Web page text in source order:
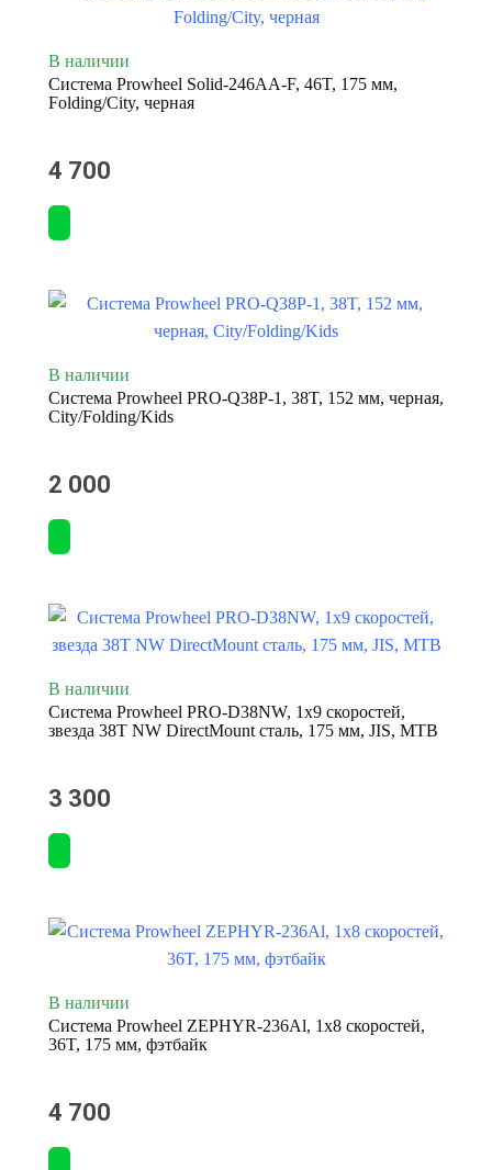
В наличии
Система Prowheel Solid-246AA-F, 46T, 175 мм,
Folding/City, черная
4 700
В наличии
Система Prowheel PRO-Q38P-1, 38T, 152 мм, черная,
City/Folding/Kids
2 000
В наличии
Система Prowheel PRO-D38NW, 1x9 скоростей,
звезда 38T NW DirectMount сталь, 175 мм, JIS, MTB
3 300
В наличии
Система Prowheel ZEPHYR-236Al, 1x8 скоростей,
36T, 175 мм, фэтбайк
4 700